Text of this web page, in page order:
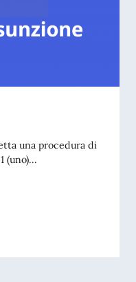
una procedura di
(uno)...